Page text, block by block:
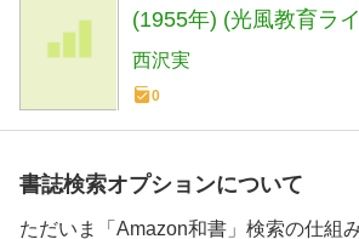
(1955年) (光風教育ラ
西沢実
0
書誌検索オプションについて
ただいま「Amazon和書」検索の仕組